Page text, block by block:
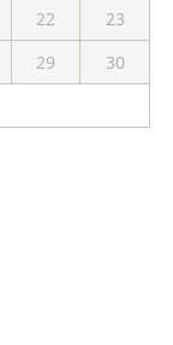
22
23
29
30